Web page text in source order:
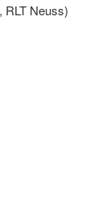
RLT Neuss)